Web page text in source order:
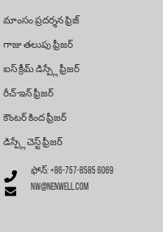
మాంసం ప్రదర్శన ఫ్రిజ్
గాజు తలుపు ఫ్రీజర్
ఐస్ క్రీమ్ డిస్ప్లే ఫ్రీజర్
రీచ్-ఇన్ ఫ్రీజర్
కౌంటర్ కింద ఫ్రీజర్
డిస్ప్లే చెస్ట్ ఫ్రీజర్
ఫోన్: +86-757-8585 6069
nw@nenwell.com